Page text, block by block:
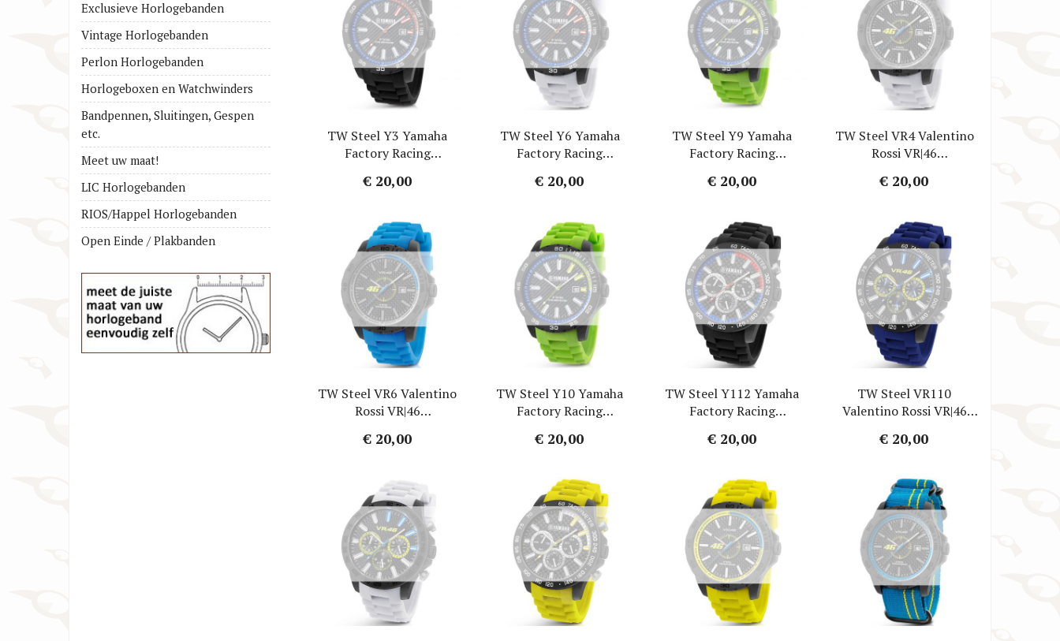
Cartier Horlogebanden
Christiaan van der Klaauw
Horlogebanden
Citizen Horlogebanden
Huawei Watch Horlogebanden
IWC Horlogebanden
Jacob Jensen Horlogebanden
Lars Larsen Horlogebanden
MoonSwatch Horlogebanden
Omega Horlogebanden
Panerai Horlogebanden
Paul Hewitt Horlogebanden
TW Steel Horlogebanden
VR46 / Yamaha Racing Horlogebanden
Exclusieve Horlogebanden
Vintage Horlogebanden
Perlon Horlogebanden
Horlogeboxen en Watchwinders
Bandpennen, Sluitingen, Gespen
etc.
Meet uw maat!
LIC Horlogebanden
RIOS/Happel Horlogebanden
Open Einde / Plakbanden
TW Steel Y3 Yamaha
Factory Racing
Rubber 20mm
€ 20,00
TW Steel Y6 Yamaha
Factory Racing
Rubber 22mm
€ 20,00
TW Steel Y9 Yamaha
Factory Racing
Rubber 20mm
€ 20,00
TW Steel VR4 Valentino
Rossi VR|46
Rubber 22mm
€ 20,00
TW Steel VR6 Valentino
Rossi VR|46
Rubber 22mm
€ 20,00
TW Steel Y10 Yamaha
Factory Racing
Rubber 22mm
€ 20,00
TW Steel Y112 Yamaha
Factory Racing
Rubber 22mm
€ 20,00
TW Steel VR110
Valentino Rossi VR|46
Rubber 22mm
€ 20,00